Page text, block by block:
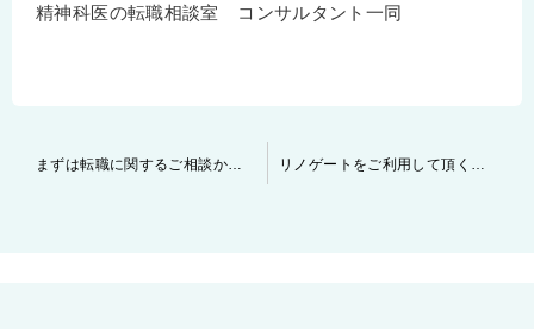
精神科医の転職相談室 コンサルタント一同
まずは転職に関するご相談から承ります。